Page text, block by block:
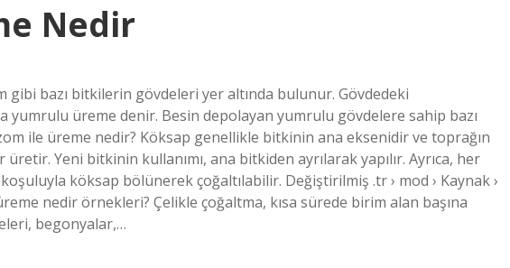
Nedir
gibi bazı bitkilerin gövdeleri yer altında bulunur. Gövdedeki
üreme denir. Besin depolayan yumrulu gövdelere sahip bazı
ile üreme nedir? Köksap genellikle bitkinin ana eksenidir ve toprağın
Yeni bitkinin kullanımı, ana bitkiden ayrılarak yapılır. Ayrıca, her
köksap bölünerek çoğaltılabilir. Değiştirilmiş .tr › mod › Kaynak ›
nedir örnekleri? Çelikle çoğaltma, kısa sürede birim alan başına
begonyalar,…